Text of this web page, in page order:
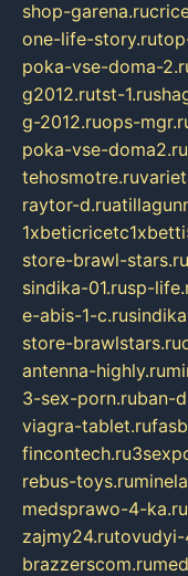
shop-garena.ru
one-life-story.ru
poka-vse-doma-
g2012.rutst-1.ru
g-2012.ruops-
poka-vse-doma2.ru
tehosmotre.ru
raytor-d.ru
store-brawl-stars.ru
sindika-01.rusp-
e-abis-1-c.ru
store-brawlstars.ru
antenna-highly.ru
3-sex-porn.ruban-
viagra-tablet.ru
fincontech.ru
rebus-toys.ru
medsprawo-4-ka.ru
zajmy24.rutovudyi-
brazzerscom.ru